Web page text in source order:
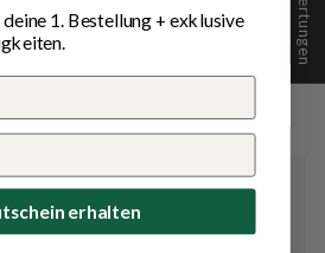
1. Bestellung+ exklusive
erhalten